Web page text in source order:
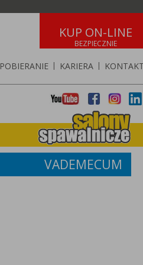
KUP ON-LINE
POBIERANIE | KARIERA |
VADEMECUM